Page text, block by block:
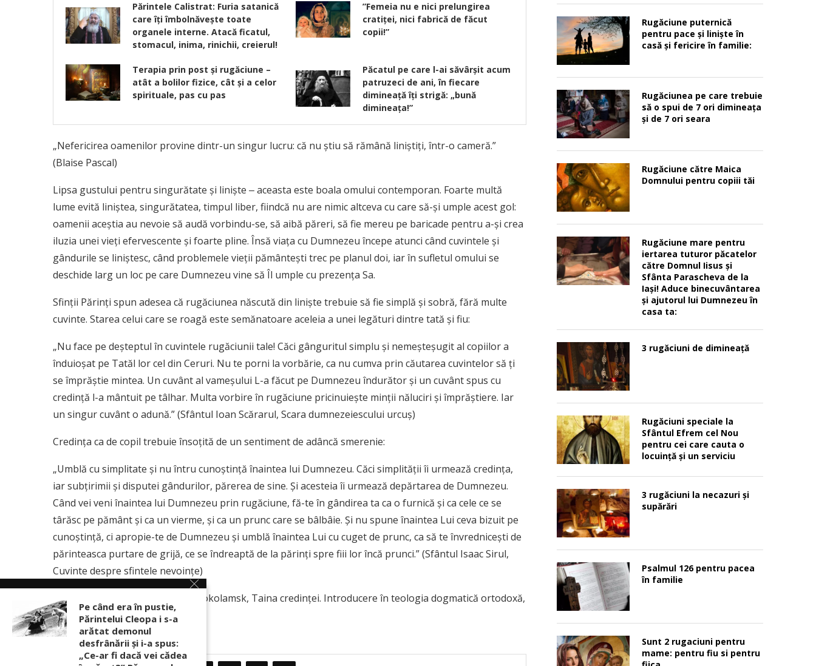
Părintele Calistrat: Furia satanică
care îți îmbolnăvește toate
organele interne. Atacă ficatul,
stomacul, inima, rinichii, creierul!
”Femeia nu e nici prelungirea
cratiţei, nici fabrică de făcut
copii!”
Terapia prin post și rugăciune –
atât a bolilor fizice, cât și a celor
spirituale, pas cu pas
Păcatul pe care l-ai săvârşit acum
patruzeci de ani, în fiecare
dimineaţă îţi strigă: „bună
dimineaţa!”
„Nefericirea oamenilor provine din­tr-un singur lucru: că nu ştiu să rămână liniştiţi, într-o cameră.”
(Blaise Pascal)
Lipsa gustului pentru singurătate şi linişte ‒ aceasta este boala omului contemporan. Foarte multă
lume evită liniştea, singurătatea, timpul liber, fiindcă nu are nimic altceva cu care să-şi umple acest gol:
oamenii aceştia au nevoie să audă vor­bindu-se, să aibă păreri, să fie mereu pe baricade pentru a-şi crea
iluzia unei vieţi efervescente şi foarte pline. Însă viaţa cu Dumnezeu începe atunci când cuvintele şi
gândurile se liniştesc, când problemele vieţii pământeşti trec pe planul doi, iar în sufletul omului se
deschide larg un loc pe care Dumnezeu vine să Îl umple cu prezenţa Sa.
Sfinţii Părinți spun adesea că rugăciunea născută din linişte trebuie să fie simplă şi sobră, fără multe
cuvinte. Starea celui care se roagă este semănatoare aceleia a unei legături dintre tată şi fiu:
„Nu face pe deşteptul în cuvintele rugăciunii tale! Căci gânguritul simplu şi nemeşteşugit al copiilor a
înduioşat pe Tatăl lor cel din Ceruri. Nu te porni la vorbărie, ca nu cumva prin căutarea cuvintelor să ţi
se împrăştie mintea. Un cuvânt al va­meşului L-a făcut pe Dumnezeu îndurător şi un cuvânt spus cu
credinţă l-a mântuit pe tâlhar. Multa vorbire în rugăciune pricinuieşte minţii năluciri şi împrăştiere. Iar
un singur cuvânt o adună.” (Sfântul Ioan Scărarul, Scara dumnezeiescului urcuş)
Credinţa ca de copil trebuie însoţită de un sentiment de adâncă smerenie:
„Umblă cu simplitate şi nu întru cunoştinţă înaintea lui Dumnezeu. Căci simplităţii îi urmează credinţa,
iar subţirimii şi disputei gândurilor, părerea de sine. Şi acesteia îi urmează depărtarea de Dumnezeu.
Când vei veni înaintea lui Dumnezeu prin rugăciune, fă-te în gândirea ta ca o furnică şi ca cele ce se
târăsc pe pământ şi ca un vierme, şi ca un prunc care se bâlbâie. Şi nu spune înaintea Lui ceva bizuit pe
cunoştinţă, ci apropie-te de Dumnezeu şi umblă înaintea Lui cu cuget de prunc, ca să te învredniceşti de
părinteasca purtare de grijă, ce se îndreaptă de la părinţi spre fiii lor încă prunci.” (Sfântul Isaac Sirul,
Cuvinte despre sfintele nevoinţe)
(Ilarion Alfeyev, Mitropolit de Volokolamsk, Taina credinței. Introducere în teologia dogmatică ortodoxă,
Editura Doxologia, pp. 273-275)
Rugăciune puternică
pentru pace şi linişte în
casă şi fericire în familie:
Rugăciunea pe care trebuie
să o spui de 7 ori dimineața
și de 7 ori seara
Rugăciune către Maica
Domnului pentru copiii tăi
Rugăciune mare pentru
iertarea tuturor păcatelor
către Domnul Iisus şi
Sfânta Parascheva de la
Iaşi! Aduce binecuvântarea
şi ajutorul lui Dumnezeu în
casa ta:
3 rugăciuni de dimineață
Rugăciuni speciale la
Sfântul Efrem cel Nou
pentru cei care cauta o
locuinţă şi un serviciu
3 rugăciuni la necazuri și
supărări
Psalmul 126 pentru pacea
în familie
Sunt 2 rugaciuni pentru
mame: pentru fiu si pentru
Pe când era în pustie,
Părintelui Cleopa i s-a
arătat demonul
desfrânării şi i-a spus:
„Ce-ar fi dacă vei cădea